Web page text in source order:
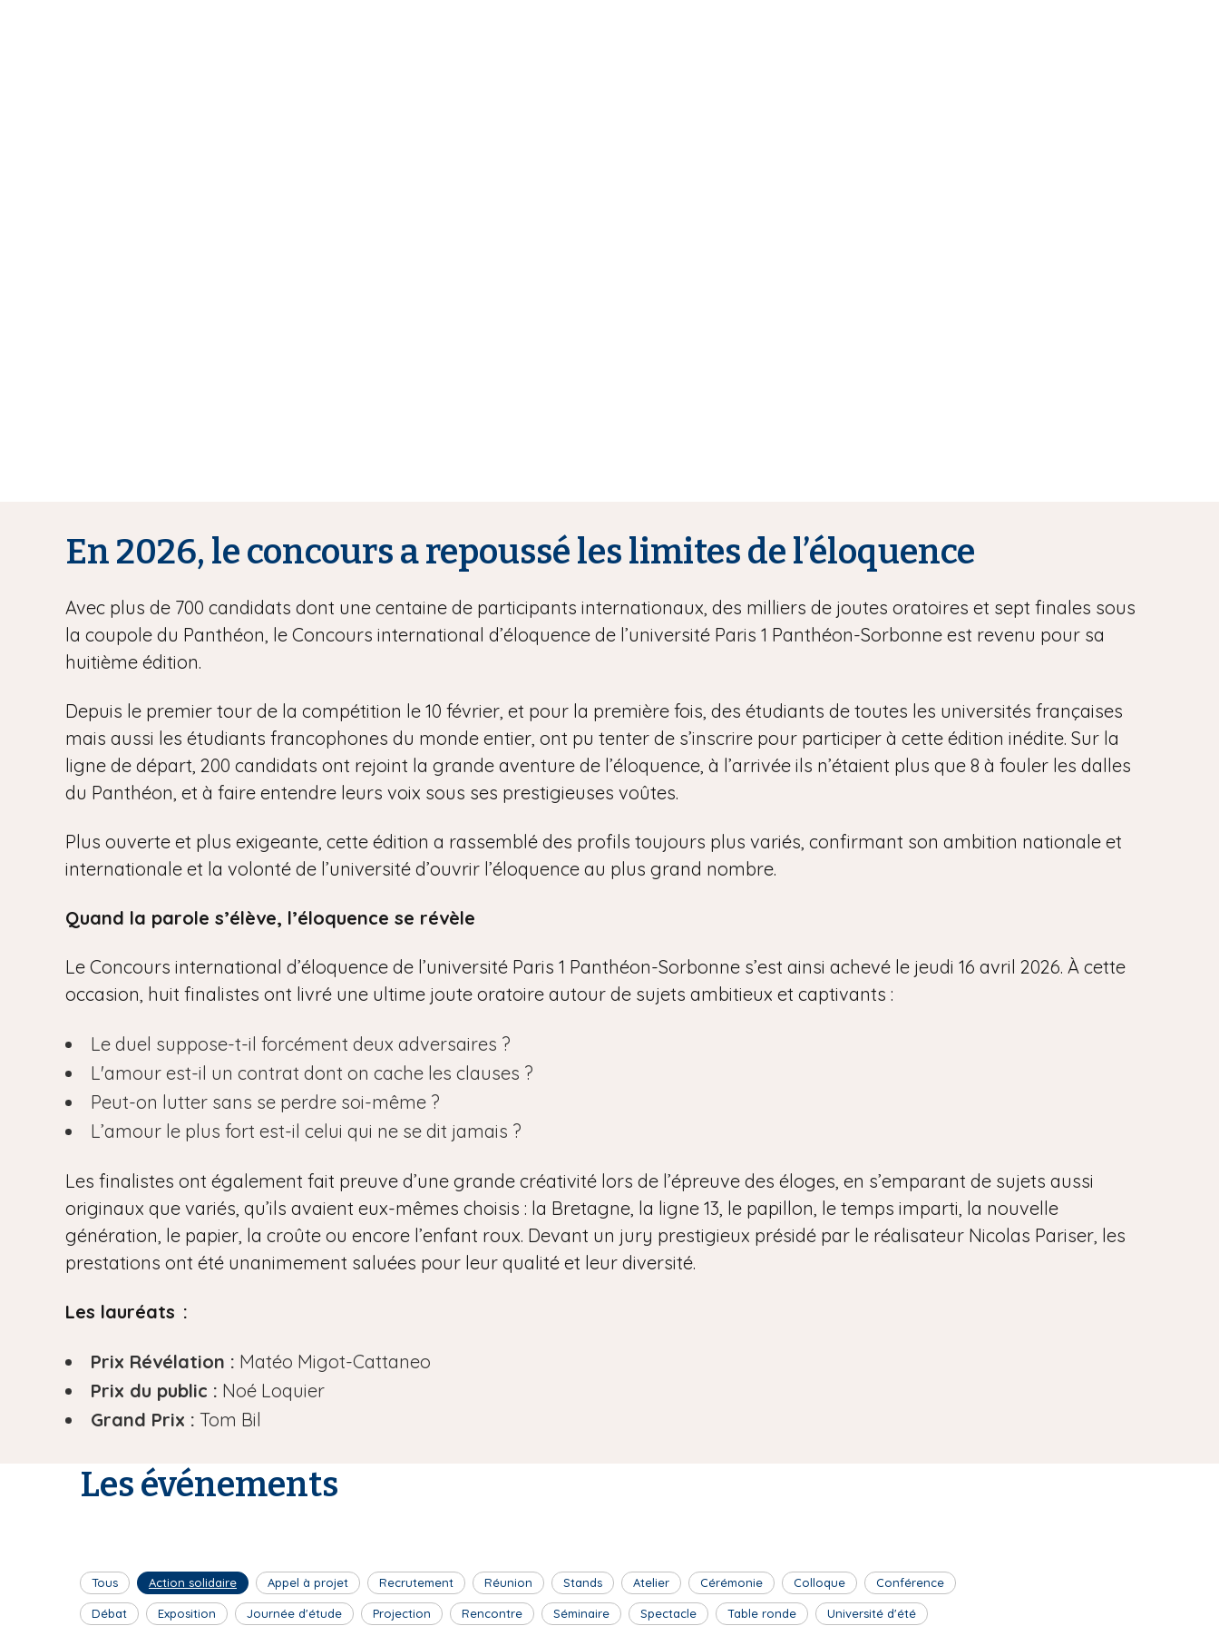
En 2026, le concours a repoussé les limites de l’éloquence
Avec plus de 700 candidats dont une centaine de participants internationaux, des milliers de joutes oratoires et sept finales sous
la coupole du Panthéon, le Concours international d’éloquence de l’université Paris 1 Panthéon-Sorbonne est revenu pour sa
huitième édition.
Depuis le premier tour de la compétition le 10 février, et pour la première fois, des étudiants de toutes les universités françaises
mais aussi les étudiants francophones du monde entier, ont pu tenter de s’inscrire pour participer à cette édition inédite. Sur la
ligne de départ, 200 candidats ont rejoint la grande aventure de l’éloquence, à l’arrivée ils n’étaient plus que 8 à fouler les dalles
du Panthéon, et à faire entendre leurs voix sous ses prestigieuses voûtes.
Plus ouverte et plus exigeante, cette édition a rassemblé des profils toujours plus variés, confirmant son ambition nationale et
internationale et la volonté de l’université d’ouvrir l’éloquence au plus grand nombre.
Quand la parole s’élève, l’éloquence se révèle
Le Concours international d’éloquence de l’université Paris 1 Panthéon-Sorbonne s’est ainsi achevé le jeudi 16 avril 2026. À cette
occasion, huit finalistes ont livré une ultime joute oratoire autour de sujets ambitieux et captivants :
Le duel suppose-t-il forcément deux adversaires ?
L'amour est-il un contrat dont on cache les clauses ?
Peut-on lutter sans se perdre soi-même ?
L’amour le plus fort est-il celui qui ne se dit jamais ?
Les finalistes ont également fait preuve d’une grande créativité lors de l’épreuve des éloges, en s’emparant de sujets aussi
originaux que variés, qu’ils avaient eux-mêmes choisis : la Bretagne, la ligne 13, le papillon, le temps imparti, la nouvelle
génération, le papier, la croûte ou encore l’enfant roux. Devant un jury prestigieux présidé par le réalisateur Nicolas Pariser, les
prestations ont été unanimement saluées pour leur qualité et leur diversité.
Les lauréats :
Prix Révélation : Matéo Migot-Cattaneo
Prix du public : Noé Loquier
Grand Prix : Tom Bil
Les événements
Tous Action solidaire Appel à projet Recrutement Réunion Stands Atelier Cérémonie Colloque Conférence
Débat Exposition Journée d'étude Projection Rencontre Séminaire Spectacle Table ronde Université d'été